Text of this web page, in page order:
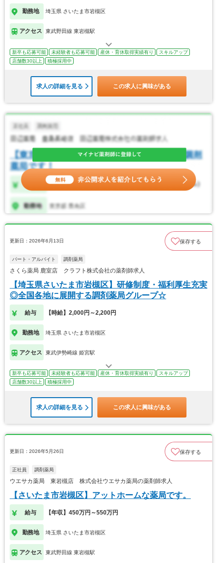
勤務地 埼玉県 さいたま市岩槻区
アクセス 東武野田線 東岩槻駅
新卒も応募可能 未経験者も応募可能 産休・育休取得実績有り
スキルアップ
店舗数30以上
積極採用中
求人の詳細を見る この求人に興味がある
更新日：2026年6月13日 保存する
パート・アルバイト 調剤薬局
さくら薬局 鹿室店 クラフト株式会社の薬剤師求人
【埼玉県さいたま市岩槻区】研修制度・福利厚生充実
◎全国各地に展開する調剤薬局グループ☆
給与 【時給】2,000円～2,200円
勤務地 埼玉県 さいたま市岩槻区
アクセス 東武伊勢崎線 姫宮駅
新卒も応募可能 未経験者も応募可能 産休・育休取得実績有り
スキルアップ
店舗数30以上
積極採用中
求人の詳細を見る この求人に興味がある
更新日：2026年5月26日 保存する
正社員 調剤薬局
ウエサカ薬局 東岩槻店 株式会社ウエサカ薬局の薬剤師求人
【さいたま市岩槻区】アットホームな薬局です。
給与 【年収】450万円～550万円
勤務地 埼玉県 さいたま市岩槻区
アクセス 東武野田線 東岩槻駅